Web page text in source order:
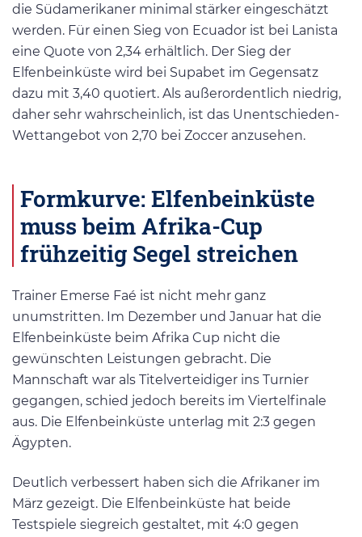
die Südamerikaner minimal stärker eingeschätzt
werden. Für einen Sieg von Ecuador ist bei Lanista
eine Quote von 2,34 erhältlich. Der Sieg der
Elfenbeinküste wird bei Supabet im Gegensatz
dazu mit 3,40 quotiert. Als außerordentlich niedrig,
daher sehr wahrscheinlich, ist das Unentschieden-
Wettangebot von 2,70 bei Zoccer anzusehen.
Formkurve: Elfenbeinküste
muss beim Afrika-Cup
frühzeitig Segel streichen
Trainer Emerse Faé ist nicht mehr ganz
unumstritten. Im Dezember und Januar hat die
Elfenbeinküste beim Afrika Cup nicht die
gewünschten Leistungen gebracht. Die
Mannschaft war als Titelverteidiger ins Turnier
gegangen, schied jedoch bereits im Viertelfinale
aus. Die Elfenbeinküste unterlag mit 2:3 gegen
Ägypten.
Deutlich verbessert haben sich die Afrikaner im
März gezeigt. Die Elfenbeinküste hat beide
Testspiele siegreich gestaltet, mit 4:0 gegen